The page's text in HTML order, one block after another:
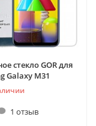
стекло GOR для
Galaxy M31
1 отзыв